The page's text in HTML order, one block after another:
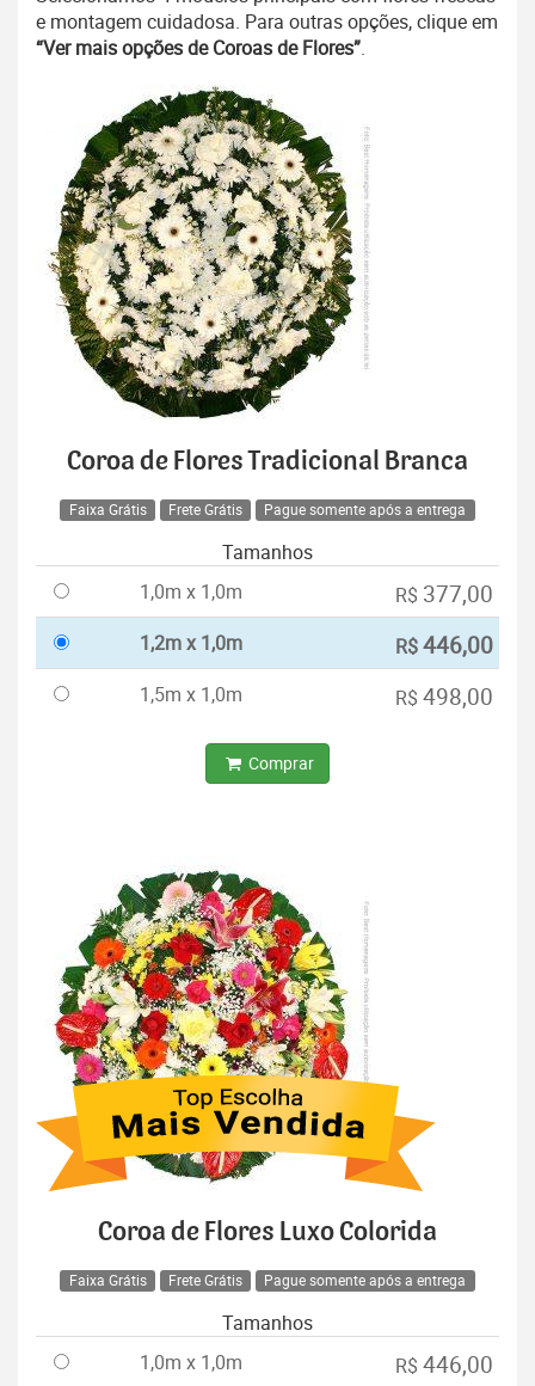
e montagem cuidadosa. Para outras opções, clique em
“Ver mais opções de Coroas de Flores”.
Coroa de Flores Tradicional Branca
Faixa Grátis Frete Grátis Pague somente após a entrega
Tamanhos
1,0m x 1,0m
R$ 377,00
1,2m x 1,0m R$446,00
1,5m x 1,0m R$ 498,00
Comprar
Coroa de Flores Luxo Colorida
Faixa Grátis Frete Grátis Pague somente após a entrega
Tamanhos
1,0m x 1,0m
R$ 446,00